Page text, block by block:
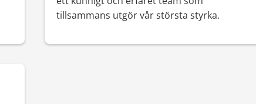
tillsammans utgör vår största styrka.